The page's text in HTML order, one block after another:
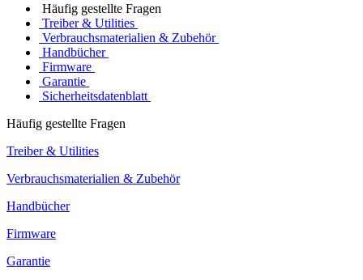
Häufig gestellte Fragen
Treiber & Utilities
Verbrauchsmaterialien & Zubehör
Handbücher
Firmware
Garantie
Sicherheitsdatenblatt
Häufig gestellte Fragen
Treiber & Utilities
Verbrauchsmaterialien & Zubehör
Handbücher
Firmware
Garantie